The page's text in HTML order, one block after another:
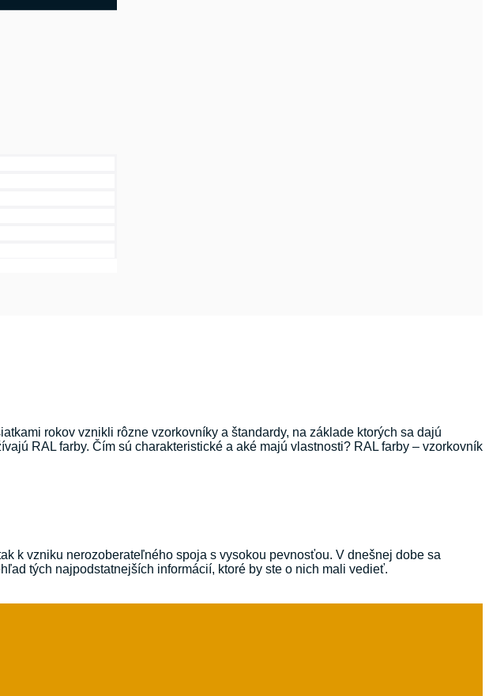
rokov vznikli rôzne vzorkovníky a štandardy, na základe ktorých sa dajú
RAL farby. Čím sú charakteristické a aké majú vlastnosti? RAL farby – vzorkovník
k vzniku nerozoberateľného spoja s vysokou pevnosťou. V dnešnej dobe sa
tých najpodstatnejších informácií, ktoré by ste o nich mali vedieť.